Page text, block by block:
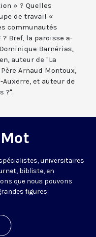
» ? Quelles
de travail «
communautés
Bref, la paroisse a-
Barnérias,
auteur de "La
Arnaud Montoux,
et auteur de
?".
universitaires
bibliste, en
que nous pouvons
figures